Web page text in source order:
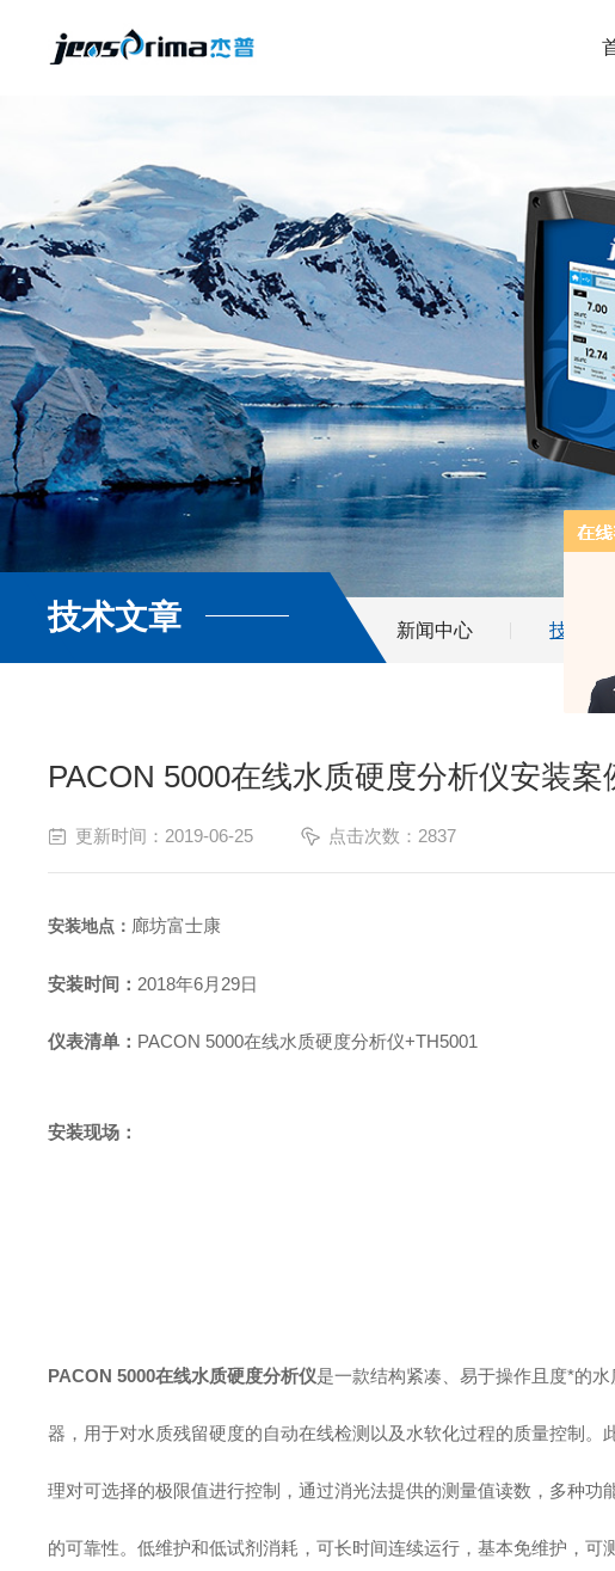
技术文章 新闻中心 技术文
PACON 5000在线水质硬度分析仪安装
更新时间：2019-06-25 点击次数：2837
安装地点： 廊坊富士康
安装时间： 2018年6月29日
仪表清单： PACON 5000在线水质硬度分析仪+TH5001
安装现场：
PACON 5000在线水质硬度分析仪是一款结构紧凑、易于操作且度*的水
器，用于对水质残留硬度的自动在线检测以及水软化过程的质量控制。
理对可选择的极限值进行控制，通过消光法提供的测量值读数，多种功
的可靠性。低维护和低试剂消耗，可长时间连续运行，基本免维护，可